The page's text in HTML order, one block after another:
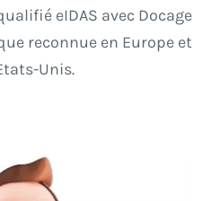
eIDAS avec Docage
reconnue en Europe et
Unis.